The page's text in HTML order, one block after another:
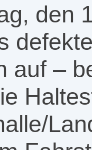
den
auf –